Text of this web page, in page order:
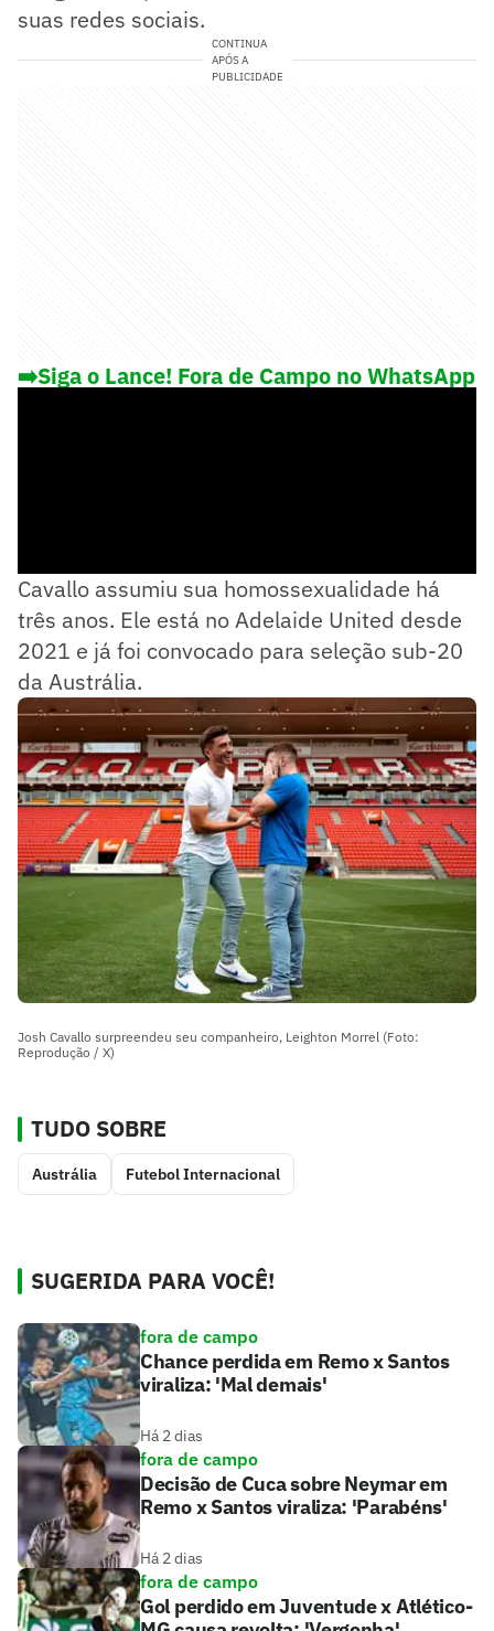
suas redes sociais.
CONTINUA
APÓS A
PUBLICIDADE
➡️Siga o Lance! Fora de Campo no WhatsApp
Cavallo assumiu sua homossexualidade há
três anos. Ele está no Adelaide United desde
2021 e já foi convocado para seleção sub-20
da Austrália.
Josh Cavallo surpreendeu seu companheiro, Leighton Morrel (Foto:
Reprodução / X)
TUDO SOBRE
Austrália Futebol Internacional
SUGERIDA PARA VOCÊ!
fora de campo
Chance perdida em Remo x Santos
viraliza: 'Mal demais'
Há 2 dias
fora de campo
Decisão de Cuca sobre Neymar em
Remo x Santos viraliza: 'Parabéns'
Há 2 dias
fora de campo
Gol perdido em Juventude x Atlético-